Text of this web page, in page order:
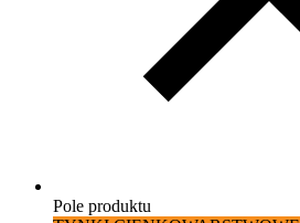
Pole produktu